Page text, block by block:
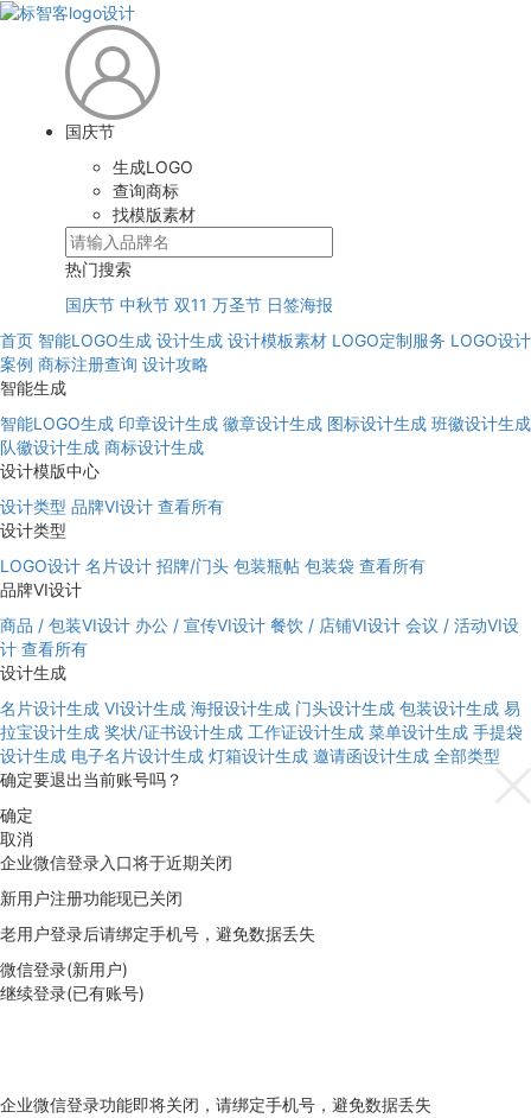
国庆节
生成LOGO
查询商标
找模版素材
热门搜索
国庆节 中秋节 双11 万圣节 日签海报
首页 智能LOGO生成 设计生成 设计模板素材 LOGO定制服务 LOGO设计
案例 商标注册查询 设计攻略
智能生成
智能LOGO生成 印章设计生成 徽章设计生成 图标设计生成 班徽设计生成
队徽设计生成 商标设计生成
设计模版中心
设计类型 品牌VI设计 查看所有
设计类型
LOGO设计 名片设计 招牌/门头 包装瓶帖 包装袋 查看所有
品牌VI设计
商品 / 包装VI设计 办公 / 宣传VI设计 餐饮 / 店铺VI设计 会议 / 活动VI设
计 查看所有
设计生成
名片设计生成 VI设计生成 海报设计生成 门头设计生成 包装设计生成 易
拉宝设计生成 奖状/证书设计生成 工作证设计生成 菜单设计生成 手提袋
设计生成 电子名片设计生成 灯箱设计生成 邀请函设计生成 全部类型
确定要退出当前账号吗？
确定
取消
企业微信登录入口将于近期关闭
新用户注册功能现已关闭
老用户登录后请绑定手机号，避免数据丢失
微信登录(新用户)
继续登录(已有账号)
企业微信登录功能即将关闭，请绑定手机号，避免数据丢失